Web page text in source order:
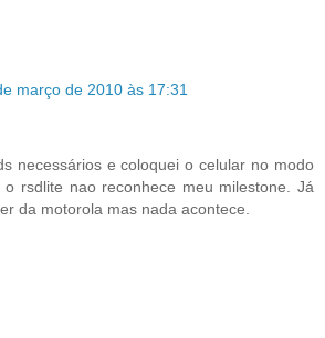
março de 2010 às 17:31
necessários e coloquei o celular no modo
rsdlite nao reconhece meu milestone. Já
da motorola mas nada acontece.